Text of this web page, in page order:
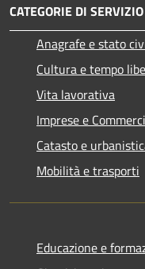
CATEGORIE DI SERVIZIO
Anagrafe e stato
Cultura e tempo
Vita lavorativa
Imprese e
Catasto e
Mobilità e trasporti
Educazione e